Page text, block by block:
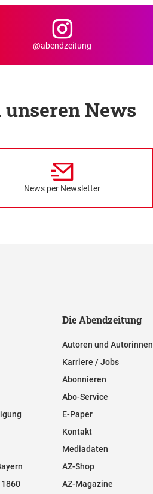
@abendzeitung
News
News per Newsletter
Die Abendzeitung
Autoren und Autorinnen
Karriere / Jobs
Abonnieren
Abo-Service
E-Paper
Kontakt
Mediadaten
AZ-Shop
AZ-Magazine